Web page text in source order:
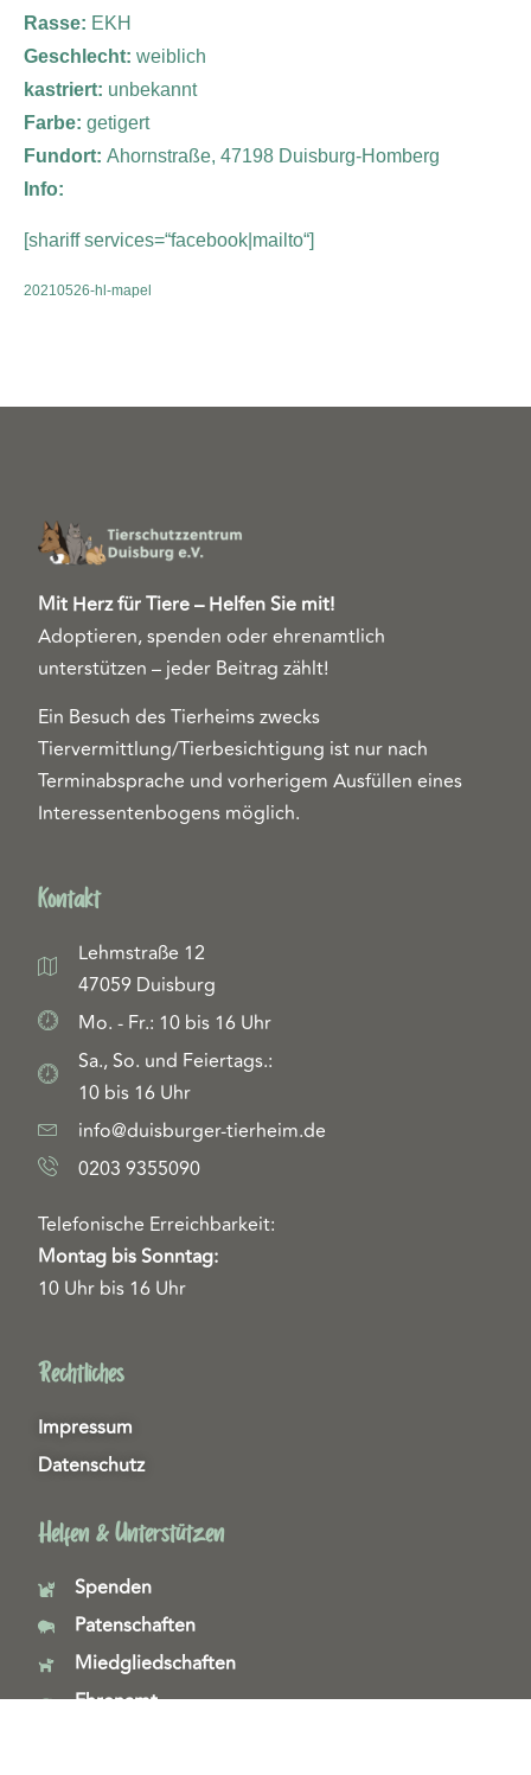
Rasse: EKH
Geschlecht: weiblich
kastriert: unbekannt
Farbe: getigert
Fundort: Ahornstraße, 47198 Duisburg-Homberg
Info:
[shariff services=“facebook|mailto“]
20210526-hl-mapel
Mit Herz für Tiere – Helfen Sie mit!
Adoptieren, spenden oder ehrenamtlich
unterstützen – jeder Beitrag zählt!
Ein Besuch des Tierheims zwecks
Tiervermittlung/Tierbesichtigung ist nur nach
Terminabsprache und vorherigem Ausfüllen eines
Interessentenbogens möglich.
Kontakt
Lehmstraße 12
47059 Duisburg
Mo. - Fr.: 10 bis 16 Uhr
Sa., So. und Feiertags.:
10 bis 16 Uhr
info@duisburger-tierheim.de
0203 9355090
Telefonische Erreichbarkeit:
Montag bis Sonntag:
10 Uhr bis 16 Uhr
Rechtliches
Impressum
Datenschutz
Helfen & Unterstützen
Spenden
Patenschaften
Miedgliedschaften
Ehrenamt